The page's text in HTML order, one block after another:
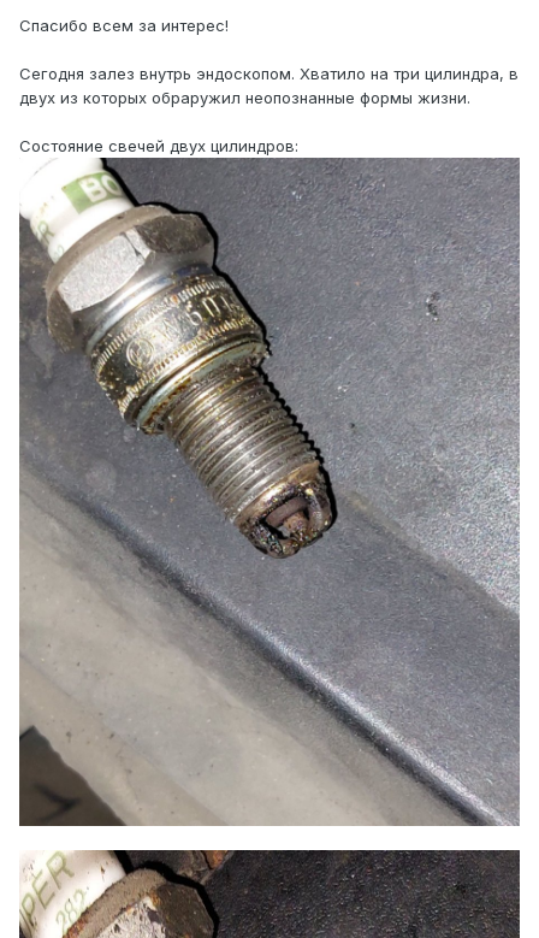
Спасибо всем за интерес!
Сегодня залез внутрь эндоскопом. Хватило на три цилиндра, в
двух из которых обраружил неопознанные формы жизни.
Состояние свечей двух цилиндров: